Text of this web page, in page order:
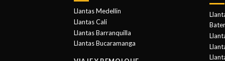
Llantas Medellin
Llantas Cali
Llantas Barranquilla
Llantas Bucaramanga